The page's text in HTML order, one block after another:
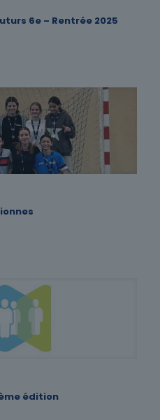
6e – Rentrée 2025
édition